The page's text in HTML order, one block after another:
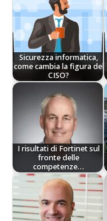
Sicurezza informatica,
come cambia la figura del
CISO?
I risultati di Fortinet sul
fronte delle
competenze…